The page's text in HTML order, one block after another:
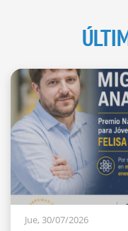
Jue, 30/07/2026